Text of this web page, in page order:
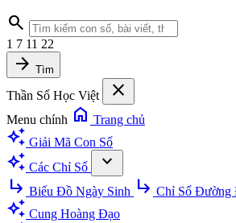
search
1 7 11 22
arrow_forward Tìm
Thần Số Học Việt close
Menu chính home Trang chủ
auto_awesome Giải Mã Con Số
auto_awesome Các Chỉ Số
expand_more
subdirectory_arrow_right Biểu Đồ Ngày Sinh subdirectory_arrow_right Chỉ Số Đường
auto_awesome Cung Hoàng Đạo